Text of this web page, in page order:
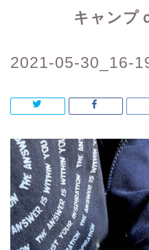
キャンプ
2021-05-30_16-